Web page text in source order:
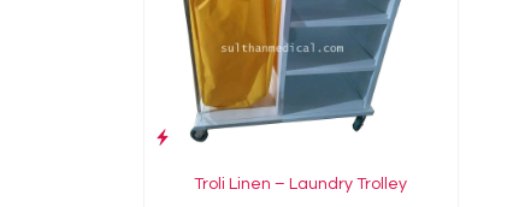
Troli Linen – Laundry Trolley